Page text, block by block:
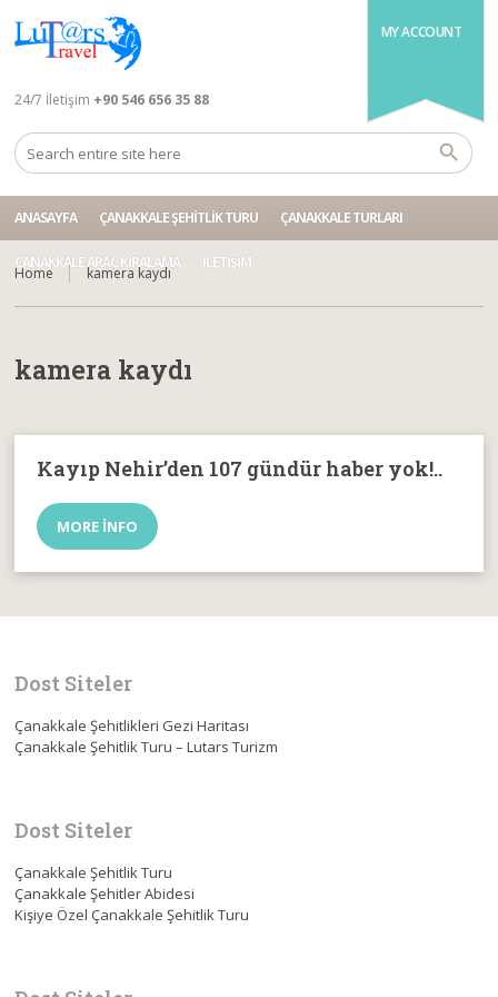
MY ACCOUNT
24/7 İletişim +90 546 656 35 88
ANASAYFA ÇANAKKALE ŞEHITLIK TURU ÇANAKKALE TURLARI
ÇANAKKALE ARAÇ KIRALAMA İLETIŞIM
Home kamera kaydı
kamera kaydı
Kayıp Nehir’den 107 gündür haber yok!..
MORE INFO
Dost Siteler
Çanakkale Şehitlikleri Gezi Haritası
Çanakkale Şehitlik Turu – Lutars Turizm
Dost Siteler
Çanakkale Şehitlik Turu
Çanakkale Şehitler Abidesi
Kişiye Özel Çanakkale Şehitlik Turu